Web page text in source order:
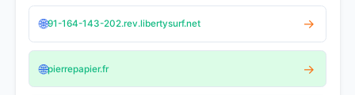
SMS Gratuit
🌐91-164-143-202.rev.libertysurf.net →
🌐pierrepapier.fr →